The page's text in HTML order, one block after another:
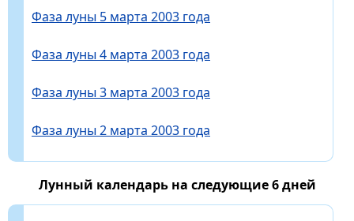
Фаза луны 5 марта 2003 года
Фаза луны 4 марта 2003 года
Фаза луны 3 марта 2003 года
Фаза луны 2 марта 2003 года
Лунный календарь на следующие 6 дней